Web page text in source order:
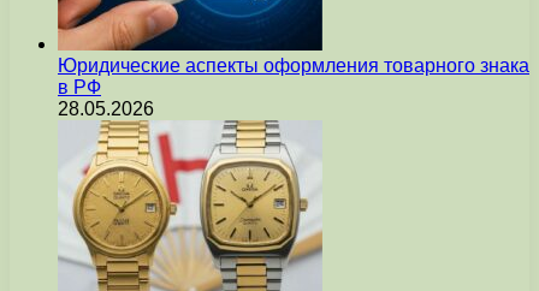
Юридические аспекты оформления товарного знака
в РФ
28.05.2026